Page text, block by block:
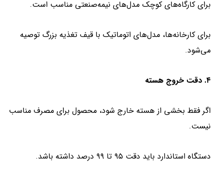
برای کارگاه‌های کوچک مدل‌های نیمه‌صنعتی مناسب است.
برای کارخانه‌ها، مدل‌های اتوماتیک با قیف تغذیه بزرگ توصیه
می‌شود.
۴. دقت خروج هسته
اگر فقط بخشی از هسته خارج شود، محصول برای مصرف مناسب
نیست.
دستگاه استاندارد باید دقت ۹۵ تا ۹۹ درصد داشته باشد.